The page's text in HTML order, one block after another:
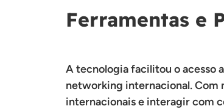
Ferramentas e
A tecnologia facilitou o acesso
networking internacional. Com
internacionais e interagir com